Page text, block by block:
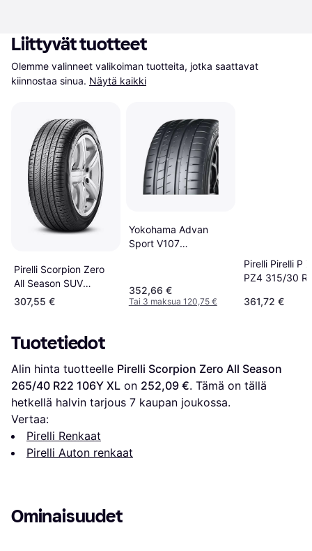
Liittyvät tuotteet
Olemme valinneet valikoiman tuotteita, jotka saattavat
kiinnostaa sinua. Näytä kaikki
Pirelli Scorpion Zero
All Season SUV
265/40 R22 106Y XL
PNCS
307,55 €
Yokohama Advan
Sport V107
352,66 €
Tai 3 maksua 120,75 €
Pirelli Pirelli P
PZ4 315/30
361,72 €
Tuotetiedot
Alin hinta tuotteelle Pirelli Scorpion Zero All Season
265/40 R22 106Y XL on 252,09 €. Tämä on tällä
hetkellä halvin tarjous 7 kaupan joukossa.
Vertaa:
Pirelli Renkaat
Pirelli Auton renkaat
Ominaisuudet